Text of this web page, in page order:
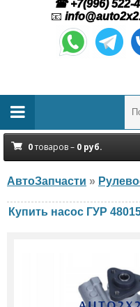
☎ +7(996) 522-
📧
0товаров – 0 руб.
АвтоЗапчасти »
Купить насос ГУР